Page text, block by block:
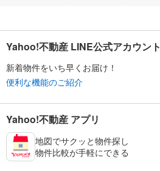
Yahoo!不動産 LINE公式アカウント
新着物件をいち早くお届け！
便利な機能のご紹介
Yahoo!不動産 アプリ
地図でサクッと物件探し
物件比較が手軽にできる